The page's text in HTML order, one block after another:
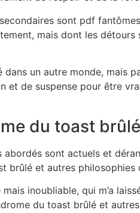
sont pdf
mais dont les détours
dans un autre monde, mais
et de suspense pour être
du toast
abordés sont actuels et
brûlé et autres
inoubliable, qui m’a
du toast brûlé et